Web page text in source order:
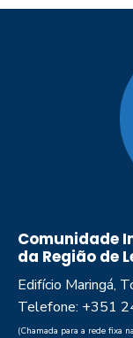
Comunidade
da Região de
Edifício Maringá,
Telefone: +351
(Chamada para a rede fixa